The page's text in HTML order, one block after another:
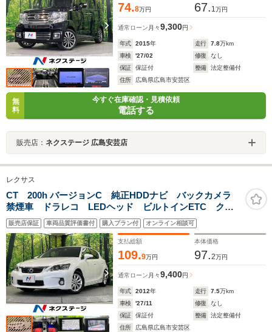
74.8万円 67. 1万円
通常ローン 月々9,300円
年式 2015年 走行 7.8万km
車検
'27/02 修復
なし
保証
保証付 整備
法定整備付
住所
広島県広島市安芸区
無
料
今すぐ在庫確認・見積依頼
電話する
販売店： ネクステージ 広島安芸店
レクサス
CT 200h バージョンC 純正HDDナビ バックカメラ
禁煙車 ドラレコ LEDヘッド ビルトインETC クル
コン 純正16インチアルミ オートエアコン
Bluetooth CD DVD再生 フルセグ パドルシフト
販売店保証 車両品質評価書付 購入プラン付 オンライン相談可
支払総額
109.9万円
本体価格
97.2万円
通常ローン 月々9,400円
年式 2012年 走行 7.5万km
車検
'27/11 修復
なし
保証
保証付 整備
法定整備付
住所
広島県広島市安芸区